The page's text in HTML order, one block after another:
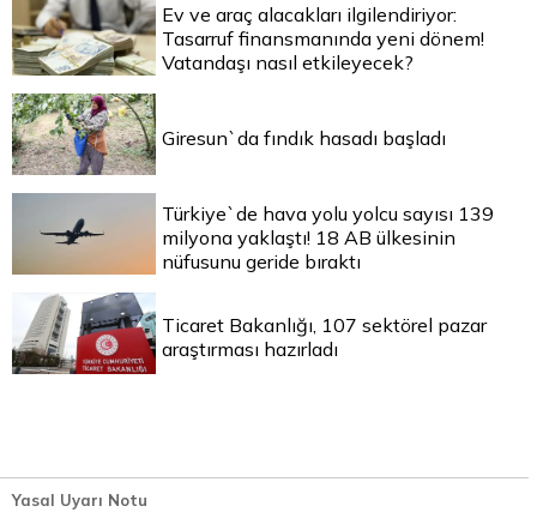
Ev ve araç alacakları ilgilendiriyor:
Tasarruf finansmanında yeni dönem!
Vatandaşı nasıl etkileyecek?
Giresun`da fındık hasadı başladı
Türkiye`de hava yolu yolcu sayısı 139
milyona yaklaştı! 18 AB ülkesinin
nüfusunu geride bıraktı
Ticaret Bakanlığı, 107 sektörel pazar
araştırması hazırladı
Yasal Uyarı Notu